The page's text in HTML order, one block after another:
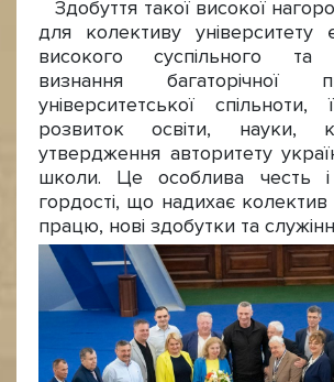
Здобуття такої високої
для колективу університету
високого суспільного та
визнання багаторічної
університетської
розвиток освіти, науки,
утвердження авторитету
школи. Це особлива честь
гордості, що надихає
працю, нові здобутки та